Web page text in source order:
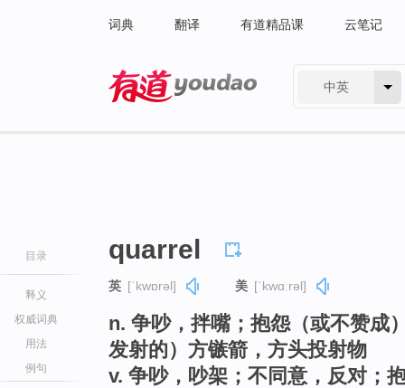
词典 翻译 有道精品课 云笔记
中英
目录
释义
权威词典
用法
例句
quarrel
英 [ˈkwɒrəl] 美 [ˈkwɑːrəl]
n. 争吵，拌嘴；抱怨（或不赞成
发射的）方镞箭，方头投射物
v. 争吵，吵架；不同意，反对；